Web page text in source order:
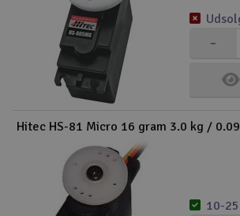
-
Hitec HS-81 Micro 16 gram 3.0 kg /
10-